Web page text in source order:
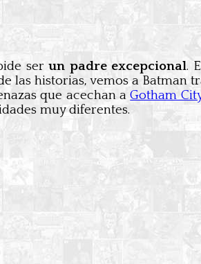
serun padre excepcional.
las historias, vemos a Batman
que acechan aGotham
muy diferentes.